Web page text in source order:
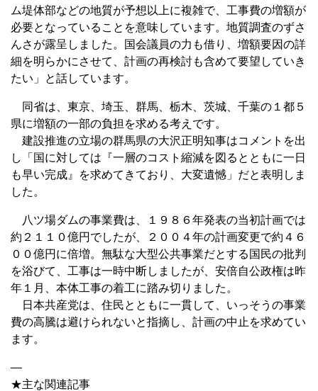
ム堤体部などの地質が予想以上に複雑で、工事費の増額が
必要となっていることを意味しています。地質調査のずさ
んさが露呈しました。国会議員の力も借り、増額要因の詳
細を明らかにさせて、計画の再検討も含めて要望していき
たい」と話しています。
同省は、東京、埼玉、群馬、栃木、茨城、千葉の１都５
県に増額の一部の負担を求める考えです。
建設推進の立場の群馬県の大沢正明知事はコメントを出
し「国に対しては『一層のコスト縮減を図るとともに一日
も早い完成』を求めてきており、大変遺憾」だと表明しま
した。
八ツ場ダムの事業費は、１９８６年発表の当初計画では
約２１１０億円でしたが、２００４年の計画変更で約４６
００億円に倍増。無駄な大型公共事業だとする国民の批判
を浴びて、工事は一時中断しましたが、安倍自公政権は昨
年１月、本体工事の着工に踏み切りました。
日本共産党は、住民とともに一貫して、いっそうの事業
費の高騰は避けられないと指摘し、計画の中止を求めてい
ます。
—
★主な関連記事